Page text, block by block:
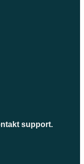
support.